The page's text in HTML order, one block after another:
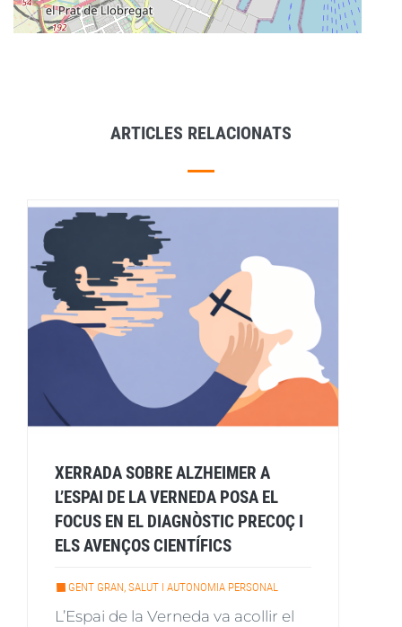
ARTICLES RELACIONATS
XERRADA SOBRE ALZHEIMER A
L’ESPAI DE LA VERNEDA POSA EL
FOCUS EN EL DIAGNÒSTIC PRECOÇ I
ELS AVENÇOS CIENTÍFICS
GENT GRAN, SALUT I AUTONOMIA PERSONAL
L’Espai de la Verneda va acollir el